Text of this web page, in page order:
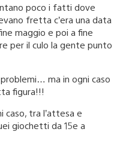
poco i fatti dove
fretta c’era una data
maggio e poi a fine
per il culo la gente punto
problemi… ma in ogni caso
figura!!!
caso, tra l’attesa e
giochetti da 15e a